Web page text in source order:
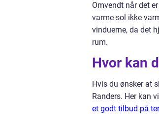
Omvendt når det
varme sol ikke
vinduerne, da det
rum.
Hvor kan
Hvis du ønsker at
Randers. Her kan
et godt tilbud på